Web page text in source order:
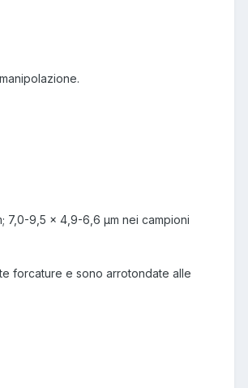
7,0-9,5 × 4,9-6,6 µm nei campioni
forcature e sono arrotondate alle